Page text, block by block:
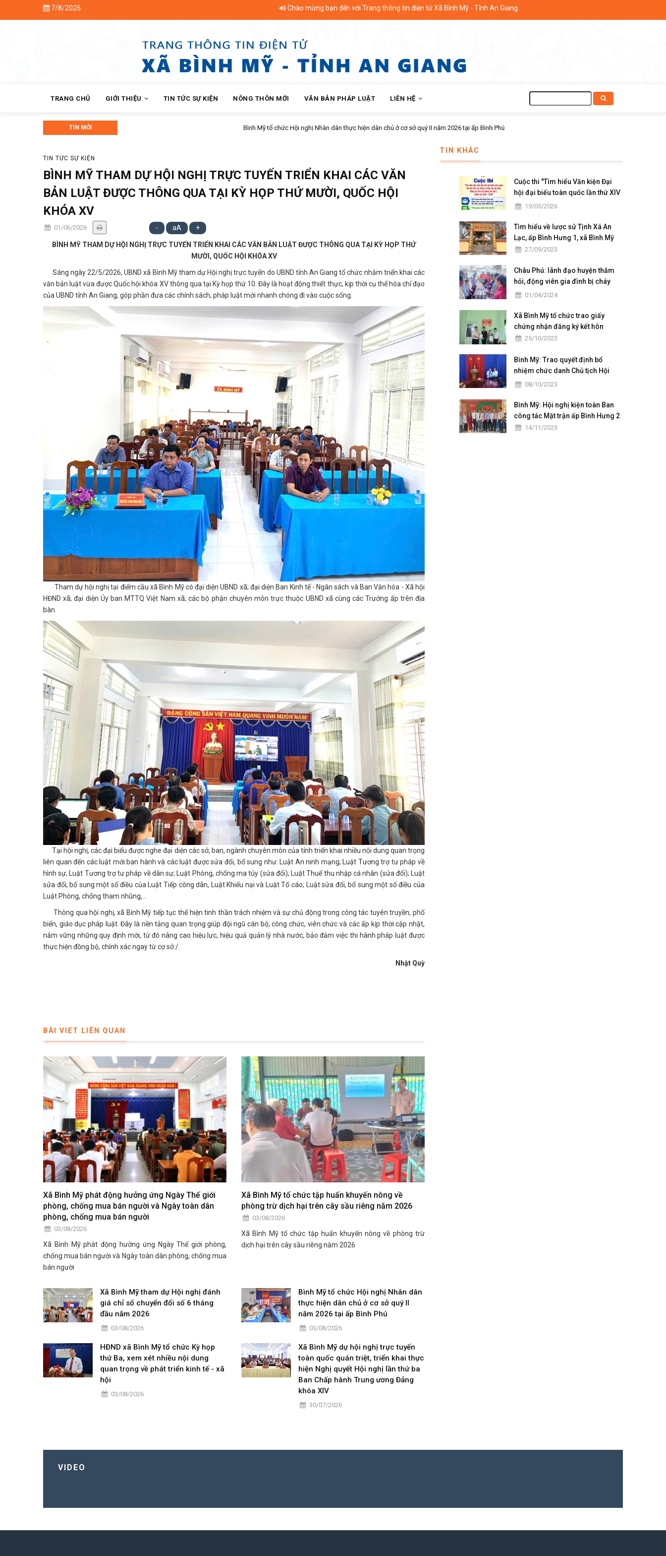
7/8/2026 Chào mừng bạn đến với Trang thông tin điện tử Xã Bình Mỹ - Tỉnh An Giang
NAVIGATION
TRANG CHỦ GIỚI THIỆU TIN TỨC SỰ KIỆN NÔNG THÔN MỚI VĂN BẢN PHÁP LUẬT LIÊN HỆ
kiếm
TIN MỚI Bình Mỹ tổ chức Hội nghị Nhân dân thực hiện dân chủ ở cơ sở quý II năm 2026 tại ấp Bình Phú
TIN TỨC SỰ KIỆN
BÌNH MỸ THAM DỰ HỘI NGHỊ TRỰC TUYẾN TRIỂN KHAI CÁC VĂN
BẢN LUẬT ĐƯỢC THÔNG QUA TẠI KỲ HỌP THỨ MƯỜI, QUỐC HỘI
KHÓA XV
01/06/2026 - aA +
BÌNH MỸ THAM DỰ HỘI NGHỊ TRỰC TUYẾN TRIỂN KHAI CÁC VĂN BẢN LUẬT ĐƯỢC THÔNG QUA TẠI KỲ HỌP THỨ
MƯỜI, QUỐC HỘI KHÓA XV
Sáng ngày 22/5/2026, UBND xã Bình Mỹ tham dự Hội nghị trực tuyến do UBND tỉnh An Giang tổ chức nhằm triển khai các
văn bản luật vừa được Quốc hội khóa XV thông qua tại Kỳ họp thứ 10. Đây là hoạt động thiết thực, kịp thời cụ thể hóa chỉ đạo
của UBND tỉnh An Giang, góp phần đưa các chính sách, pháp luật mới nhanh chóng đi vào cuộc sống.
Tham dự hội nghị tại điểm cầu xã Bình Mỹ có đại diện UBND xã; đại diện Ban Kinh tế - Ngân sách và Ban Văn hóa - Xã hội
HĐND xã; đại diện Ủy ban MTTQ Việt Nam xã; các bộ phận chuyên môn trực thuộc UBND xã cùng các Trưởng ấp trên địa
bàn.
Tại hội nghị, các đại biểu được nghe đại diện các sở, ban, ngành chuyên môn của tỉnh triển khai nhiều nội dung quan trọng
liên quan đến các luật mới ban hành và các luật được sửa đổi, bổ sung như: Luật An ninh mạng; Luật Tương trợ tư pháp về
hình sự; Luật Tương trợ tư pháp về dân sự; Luật Phòng, chống ma túy (sửa đổi); Luật Thuế thu nhập cá nhân (sửa đổi); Luật
sửa đổi, bổ sung một số điều của Luật Tiếp công dân, Luật Khiếu nại và Luật Tố cáo; Luật sửa đổi, bổ sung một số điều của
Luật Phòng, chống tham nhũng,...
Thông qua hội nghị, xã Bình Mỹ tiếp tục thể hiện tinh thần trách nhiệm và sự chủ động trong công tác tuyên truyền, phổ
biến, giáo dục pháp luật. Đây là nền tảng quan trọng giúp đội ngũ cán bộ, công chức, viên chức và các ấp kịp thời cập nhật,
nắm vững những quy định mới, từ đó nâng cao hiệu lực, hiệu quả quản lý nhà nước, bảo đảm việc thi hành pháp luật được
thực hiện đồng bộ, chính xác ngay từ cơ sở./.
Nhật Quỳ
BÀI VIẾT LIÊN QUAN
Xã Bình Mỹ phát động hưởng ứng Ngày Thế giới
phòng, chống mua bán người và Ngày toàn dân
phòng, chống mua bán người
03/08/2026
Xã Bình Mỹ phát động hưởng ứng Ngày Thế giới phòng,
chống mua bán người và Ngày toàn dân phòng, chống mua
bán người
Xã Bình Mỹ tổ chức tập huấn khuyến nông về
phòng trừ dịch hại trên cây sầu riêng năm 2026
03/08/2026
Xã Bình Mỹ tổ chức tập huấn khuyến nông về phòng trừ
dịch hại trên cây sầu riêng năm 2026
Xã Bình Mỹ tham dự Hội nghị đánh
giá chỉ số chuyển đổi số 6 tháng
đầu năm 2026
03/08/2026
Bình Mỹ tổ chức Hội nghị Nhân dân
thực hiện dân chủ ở cơ sở quý II
năm 2026 tại ấp Bình Phú
03/08/2026
HĐND xã Bình Mỹ tổ chức Kỳ họp
thứ Ba, xem xét nhiều nội dung
quan trọng về phát triển kinh tế - xã
hội
03/08/2026
Xã Bình Mỹ dự hội nghị trực tuyến
toàn quốc quán triệt, triển khai thực
hiện Nghị quyết Hội nghị lần thứ ba
Ban Chấp hành Trung ương Đảng
khóa XIV
30/07/2026
TIN KHÁC
Cuộc thi "Tìm hiểu Văn kiện Đại
hội đại biểu toàn quốc lần thứ XIV
của Đảng và Đại hội đại biểu Đảng
kỳ 2025 - 2030"
19/05/2026
Tìm hiểu về lược sử Tịnh Xá An
Lạc, ấp Bình Hưng 1, xã Bình Mỹ
27/09/2023
Châu Phú: lãnh đạo huyện thăm
hỏi, động viên gia đình bị cháy
nhà tại xã Bình Mỹ
01/04/2024
Xã Bình Mỹ tổ chức trao giấy
chứng nhận đăng ký kết hôn
25/10/2023
Bình Mỹ: Trao quyết định bổ
nhiệm chức danh Chủ tịch Hội
khuyến học xã Bình Mỹ
08/10/2023
Bình Mỹ: Hội nghị kiện toàn Ban
công tác Mặt trận ấp Bình Hưng 2
14/11/2023
VIDEO